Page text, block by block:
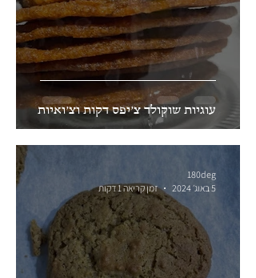
עוגיות שוקולד צ׳יפס דקות וצ׳ואיות
180deg
5 באוג׳ 2024
זמן קריאה 1 דקות